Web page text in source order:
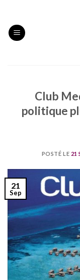
content
Club
politique
POSTÉ LE 21
21
Sep